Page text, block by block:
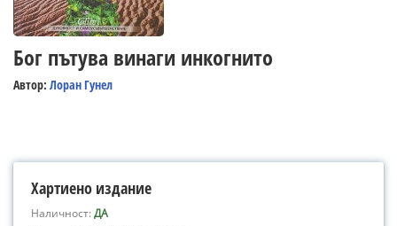
Бог пътува винаги инкогнито
Автор: Лоран Гунел
Хартиено издание
Наличност:ДА